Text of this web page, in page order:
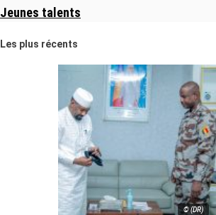
Jeunes talents
Les plus récents
© (DR)